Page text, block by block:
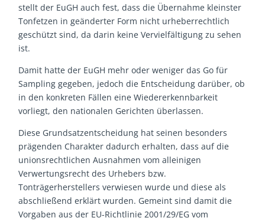
stellt der EuGH auch fest, dass die Übernahme kleinster
Tonfetzen in geänderter Form nicht urheberrechtlich
geschützt sind, da darin keine Vervielfältigung zu sehen
ist.
Damit hatte der EuGH mehr oder weniger das Go für
Sampling gegeben, jedoch die Entscheidung darüber, ob
in den konkreten Fällen eine Wiedererkennbarkeit
vorliegt, den nationalen Gerichten überlassen.
Diese Grundsatzentscheidung hat seinen besonders
prägenden Charakter dadurch erhalten, dass auf die
unionsrechtlichen Ausnahmen vom alleinigen
Verwertungsrecht des Urhebers bzw.
Tonträgerherstellers verwiesen wurde und diese als
abschließend erklärt wurden. Gemeint sind damit die
Vorgaben aus der EU-Richtlinie 2001/29/EG vom